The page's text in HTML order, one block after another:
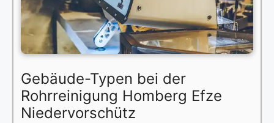
Gebäude-Typen bei der
Rohrreinigung Homberg Efze
Niedervorschütz